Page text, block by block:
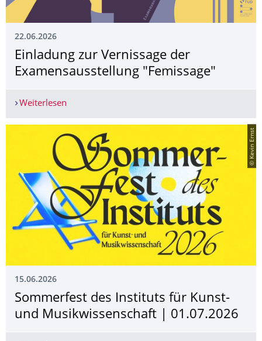
22.06.2026
Einladung zur Vernissage der
Examensausstellung "Femissage"
Weiterlesen
© Kevin Ernst
15.06.2026
Sommerfest des Instituts für Kunst-
und Musikwissenschaft | 01.07.2026